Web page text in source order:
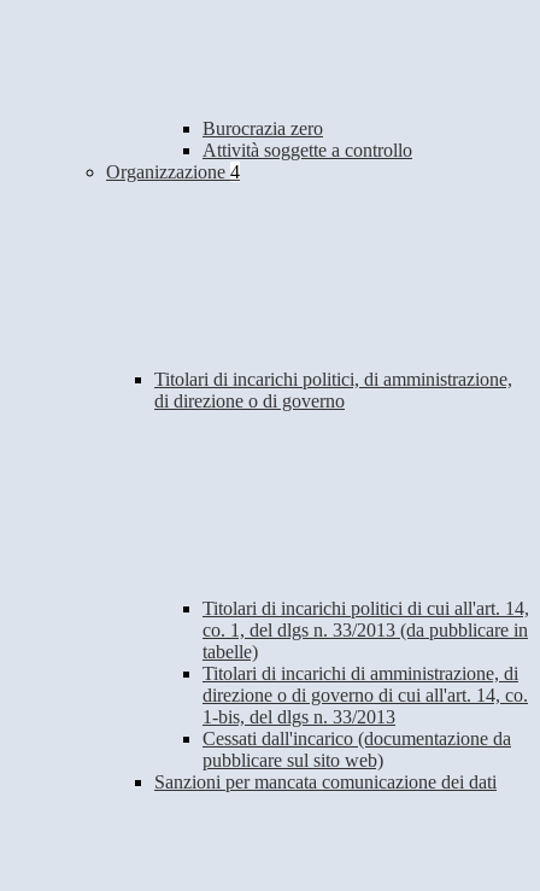
Burocrazia zero
Attività soggette a controllo
Organizzazione 4
Titolari di incarichi politici, di amministrazione,
di direzione o di governo
Titolari di incarichi politici di cui all'art. 14,
co. 1, del dlgs n. 33/2013 (da pubblicare in
tabelle)
Titolari di incarichi di amministrazione, di
direzione o di governo di cui all'art. 14, co.
1-bis, del dlgs n. 33/2013
Cessati dall'incarico (documentazione da
pubblicare sul sito web)
Sanzioni per mancata comunicazione dei dati